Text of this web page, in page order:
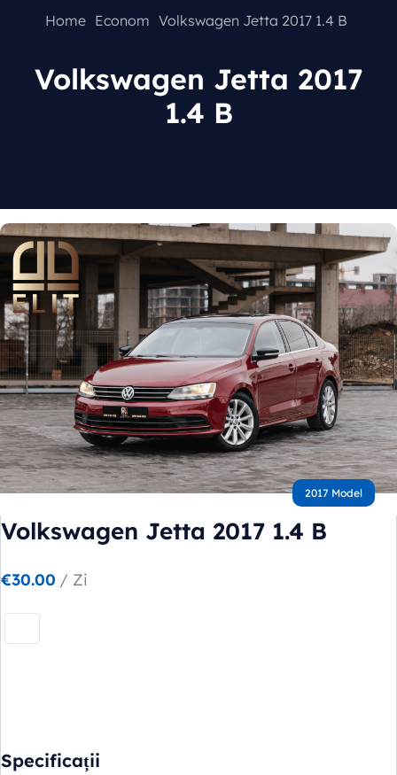
Popular types
SUV
Toate automobilele
Sedan
Home Econom Volkswagen Jetta 2017 1.4 B
Volkswagen Jetta 2017
1.4 B
2017 Model
Volkswagen Jetta 2017 1.4 B
€30.00 / Zi
Specificații